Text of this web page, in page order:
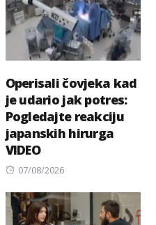
Operisali čovjeka kad
je udario jak potres:
Pogledajte reakciju
japanskih hirurga
VIDEO
Posted
07/08/2026